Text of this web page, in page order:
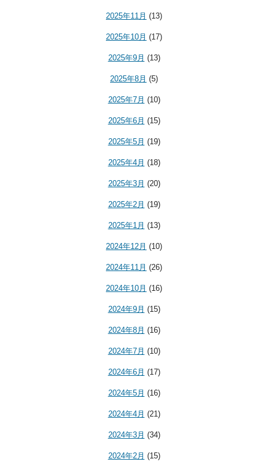
2025年11月 (13)
2025年10月 (17)
2025年9月 (13)
2025年8月 (5)
2025年7月 (10)
2025年6月 (15)
2025年5月 (19)
2025年4月 (18)
2025年3月 (20)
2025年2月 (19)
2025年1月 (13)
2024年12月 (10)
2024年11月 (26)
2024年10月 (16)
2024年9月 (15)
2024年8月 (16)
2024年7月 (10)
2024年6月 (17)
2024年5月 (16)
2024年4月 (21)
2024年3月 (34)
2024年2月 (15)